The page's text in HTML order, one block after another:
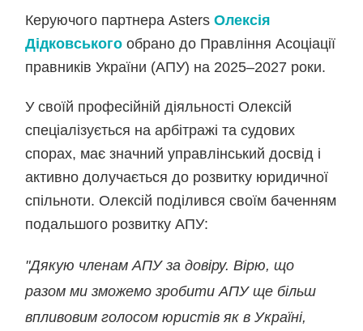
Керуючого партнера AstersОлексія
Дідковського обрано до Правління Асоціації
правників України (АПУ) на 2025–2027 роки.
У своїй професійній діяльності Олексій
спеціалізується на арбітражі та судових
спорах, має значний управлінський досвід і
активно долучається до розвитку юридичної
спільноти. Олексій поділився своїм баченням
подальшого розвитку АПУ:
"Дякую членам АПУ за довіру. Вірю, що
разом ми зможемо зробити АПУ ще більш
впливовим голосом юристів як в Україні,